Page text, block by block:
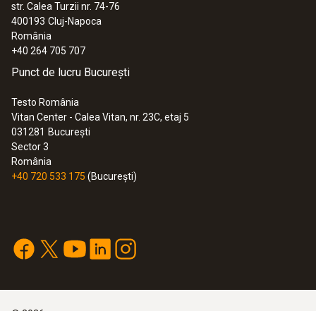
:0560 8353
testo 835-H1 Termometru cu infraroşu
-
2.422,42 RON
str. Calea Turzii nr. 74-76
400193 Cluj-Napoca
România
+40 264 705 707
Punct de lucru București
Testo România
Vitan Center - Calea Vitan, nr. 23C, etaj 5
031281 București
Sector 3
România
+40 720 533 175 (București)